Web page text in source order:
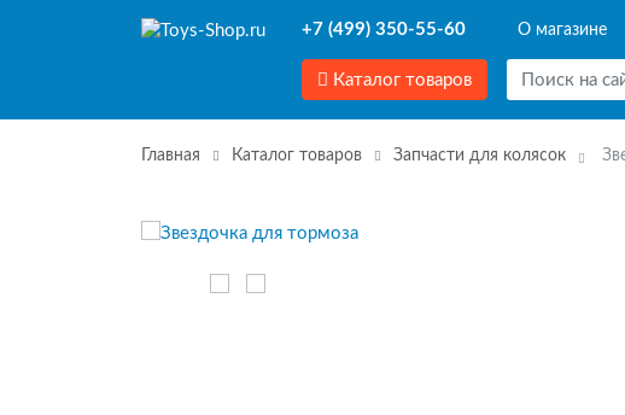
+7 (499) 350-55-60 О магазине
Каталог товаров
Главная Каталог товаров Запчасти для колясок